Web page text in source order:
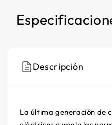
Descripción
La última generación de